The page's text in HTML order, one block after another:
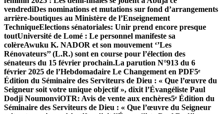
vendrediDes nominations et mutations sur fond d’arrangements
arrière-boutiques au Ministère de l’Enseignement
TechniqueElections sénatoriales: Unir prend encore presque
toutUniversité de Lomé : Le personnel manifeste sa
colèreAwuku K. NADOR et son mouvement ‘’Les
Rénovateurs’’ (L.R.) sont en course pour l’élection des
sénateurs du 15 février prochain.La parution N°913 du 6
février 2025 de l’Hebdomadaire Le Changement en PDF5ᵉ
Édition du Séminaire des Serviteurs de Dieu : « Que l’œuvre du
Seigneur soit votre unique objectif », dixit l’Évangéliste Paul
Dodji NoumonviOTR: Avis de vente aux enchères5ᵉ Édition du
Séminaire des Serviteurs de Dieu : « Que l’œuvre du Seigneur